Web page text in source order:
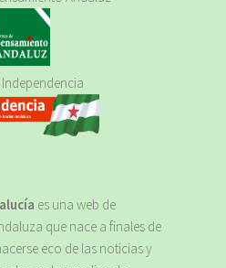
Independencia
es una web de
que nace a finales de
eco de las noticias y